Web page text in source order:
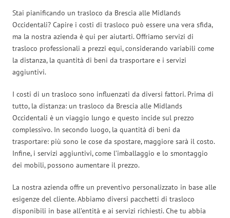
Stai pianificando un trasloco da Brescia alle Midlands
Occidentali? Capire i costi di trasloco può essere una vera sfida,
ma la nostra azienda è qui per aiutarti. Offriamo servizi di
trasloco professionali a prezzi equi, considerando variabili come
la distanza, la quantità di beni da trasportare e i servizi
aggiuntivi.
I costi di un trasloco sono influenzati da diversi fattori. Prima di
tutto, la distanza: un trasloco da Brescia alle Midlands
Occidentali è un viaggio lungo e questo incide sul prezzo
complessivo. In secondo luogo, la quantità di beni da
trasportare: più sono le cose da spostare, maggiore sarà il costo.
Infine, i servizi aggiuntivi, come l’imballaggio e lo smontaggio
dei mobili, possono aumentare il prezzo.
La nostra azienda offre un preventivo personalizzato in base alle
esigenze del cliente. Abbiamo diversi pacchetti di trasloco
disponibili in base all’entità e ai servizi richiesti. Che tu abbia